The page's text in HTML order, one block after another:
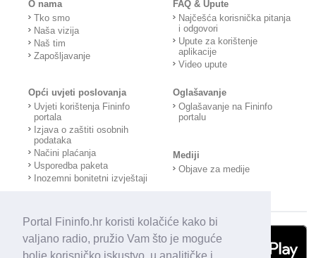
Portal Fininfo.hr koristi kolačiće kako bi
valjano radio, pružio Vam što je moguće
O nama
Tko smo
Naša vizija
Naš tim
Zapošljavanje
FAQ & Upute
Najčešća korisnička pitanja
i odgovori
Upute za korištenje
aplikacije
Video upute
Opći uvjeti poslovanja
Uvjeti korištenja Fininfo
portala
Izjava o zaštiti osobnih
podataka
Načini plaćanja
Usporedba paketa
Inozemni bonitetni izvještaji
Oglašavanje
Oglašavanje na Fininfo
portalu
Mediji
Objave za medije